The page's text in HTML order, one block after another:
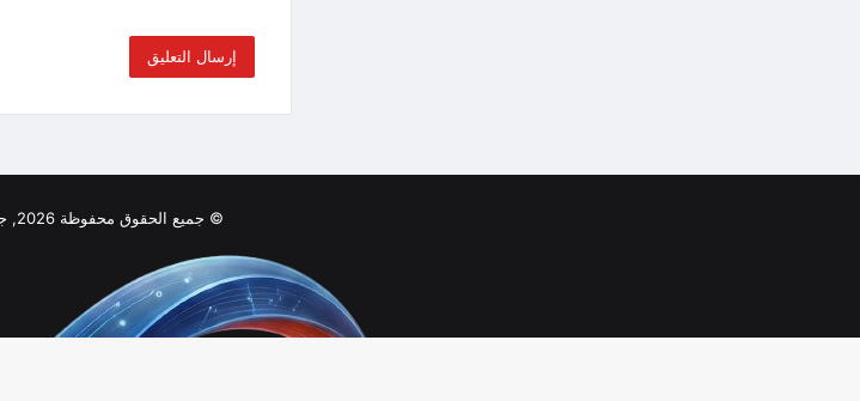
© جميع الحقوق محفوظة 2026, جريدة كلمة العرب